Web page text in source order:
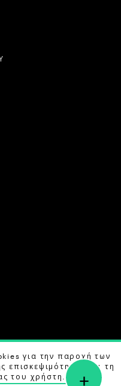
RESERVED.
BYB LABS
για την παροχή των
και τη
του χρήστη. Μάθετε
+